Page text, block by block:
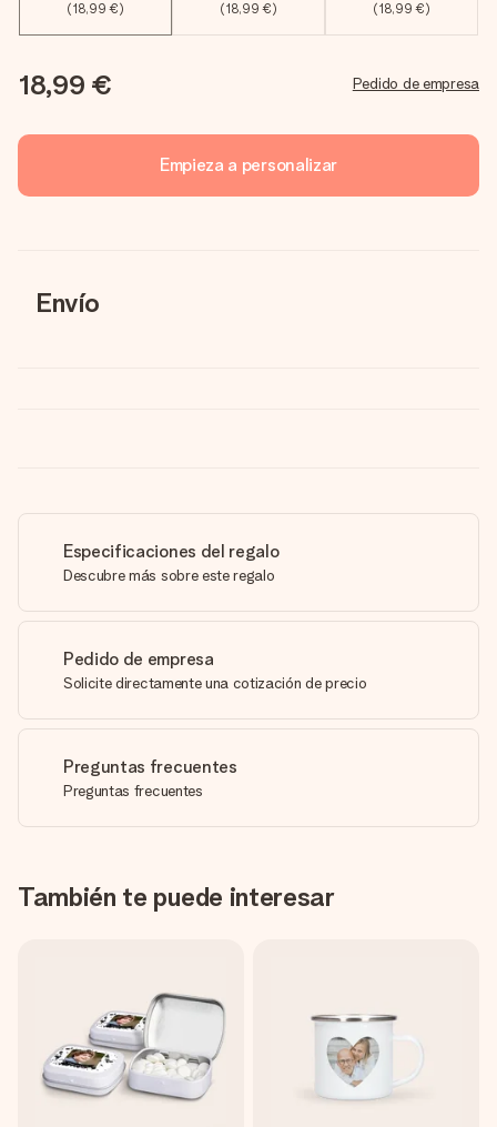
(18,99 €) (18,99 €) (18,99 €)
18,99 € Pedido de empresa
Empieza a personalizar
Envío
Especificaciones del regalo
Descubre más sobre este regalo
Pedido de empresa
Solicite directamente una cotización de precio
Preguntas frecuentes
Preguntas frecuentes
También te puede interesar